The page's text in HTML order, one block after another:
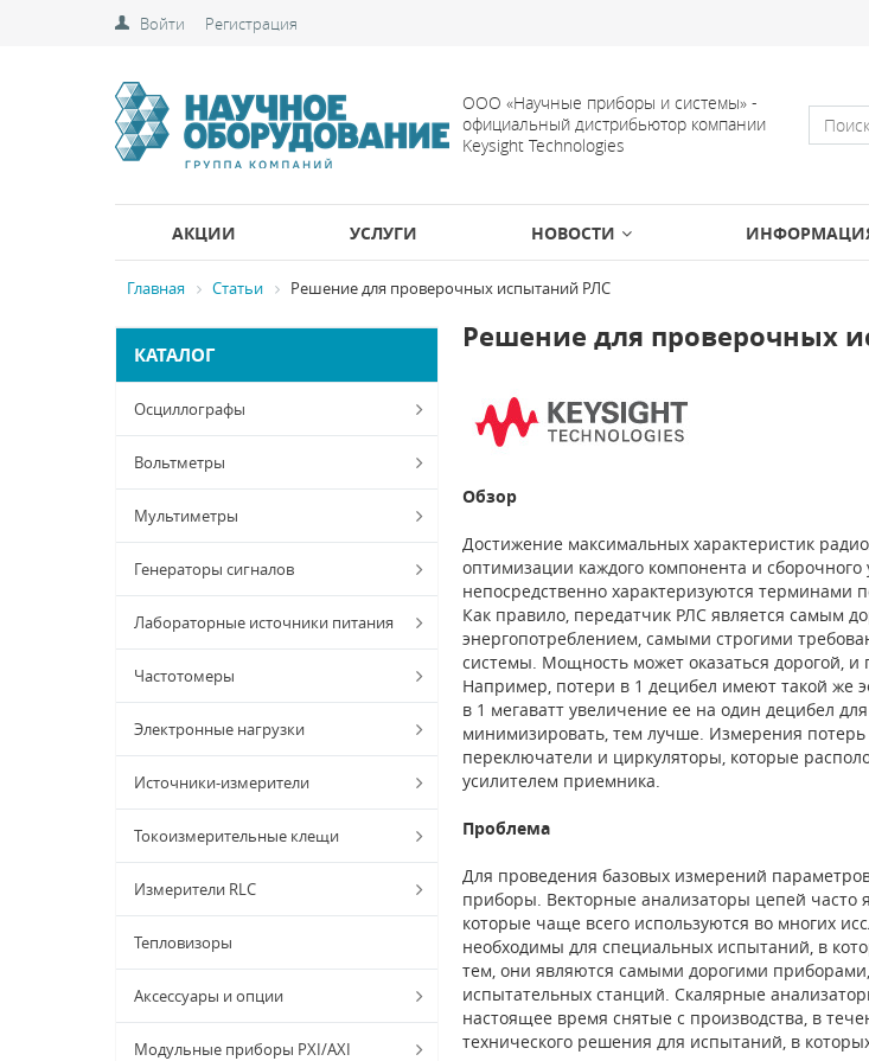
Войти Регистрация
ООО «Научные приборы и системы» -
официальный дистрибьютор компании
Keysight Technologies
АКЦИИ УСЛУГИ НОВОСТИ
Главная Статьи Решение для проверочных испытаний РЛС
КАТАЛОГ
Осциллографы
Вольтметры
Мультиметры
Генераторы сигналов
Лабораторные источники питания
Частотомеры
Электронные нагрузки
Источники-измерители
Токоизмерительные клещи
Измерители RLC
Тепловизоры
Аксессуары и опции
Модульные приборы PXI/AXI
Решение для проверочных
Обзор
Достижение максимальных характеристик
оптимизации каждого компонента и
непосредственно характеризуются терминами
Как правило, передатчик РЛС является самым
энергопотреблением, самыми строгими
системы. Мощность может оказаться дорогой,
Например, потери в 1 децибел имеют такой же
в 1 мегаватт увеличение ее на один децибел
минимизировать, тем лучше. Измерения
переключатели и циркуляторы, которые
усилителем приемникa.
Проблема
Для проведения базовых измерений
приборы. Векторные анализаторы цепей
которые чаще всего используются во многих
необходимы для специальных испытаний, в
тем, они являются самыми дорогими
испытательных станций. Скалярные
настоящее время снятые с производства, в
технического решения для испытаний, в